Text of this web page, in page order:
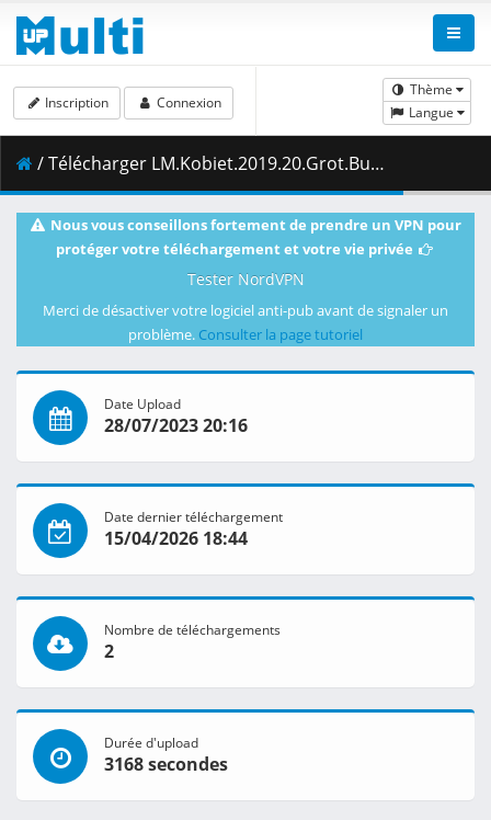
Thème
Langue
Inscription Connexion
/ Télécharger LM.Kobiet.2019.20.Grot.Budowlani.Lodz.vs.LP.Viesti.Salo.20.11.2019.1080i.PL.HDTV.maraarab.ts ( 8.09 GB )
Nous vous conseillons fortement de prendre un VPN pour
protéger votre téléchargement et votre vie privée
Tester NordVPN
Merci de désactiver votre logiciel anti-pub avant de signaler un
problème. Consulter la page tutoriel
Date Upload
28/07/2023 20:16
Date dernier téléchargement
15/04/2026 18:44
Nombre de téléchargements
2
Durée d'upload
3168 secondes